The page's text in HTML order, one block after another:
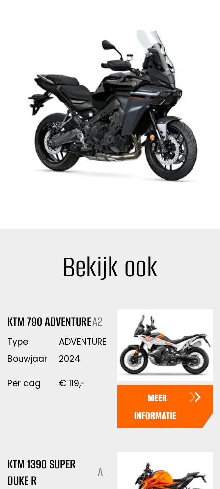
Bekijk ook
KTM 790 ADVENTUREA2
Type
ADVENTURE
Bouwjaar
2024
Per dag € 119,-
MEER
INFORMATIE
KTM 1390 SUPER
DUKE R
A